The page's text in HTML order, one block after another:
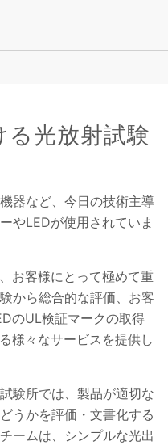
光放射試験
器など、今日の技術主導
やLEDが使用されていま
お客様にとって極めて重
から総合的な評価、お客
のUL検証マークの取得
様々なサービスを提供し
験所では、製品が適切な
うかを評価・文書化する
ームは、シンプルな光出